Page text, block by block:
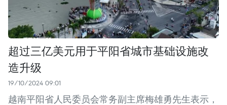
超过三亿美元用于平阳省城市基础设施改
造升级
19/10/2024 09:01
越南平阳省人民委员会常务副主席梅雄勇先生表示，